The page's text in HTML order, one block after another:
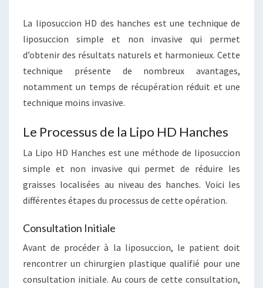
La liposuccion HD des hanches est une technique de
liposuccion simple et non invasive qui permet
d’obtenir des résultats naturels et harmonieux. Cette
technique présente de nombreux avantages,
notamment un temps de récupération réduit et une
technique moins invasive.
Le Processus de la Lipo HD Hanches
La Lipo HD Hanches est une méthode de liposuccion
simple et non invasive qui permet de réduire les
graisses localisées au niveau des hanches. Voici les
différentes étapes du processus de cette opération.
Consultation Initiale
Avant de procéder à la liposuccion, le patient doit
rencontrer un chirurgien plastique qualifié pour une
consultation initiale. Au cours de cette consultation,